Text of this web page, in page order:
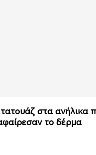
στα ανήλικα
το δέρμα